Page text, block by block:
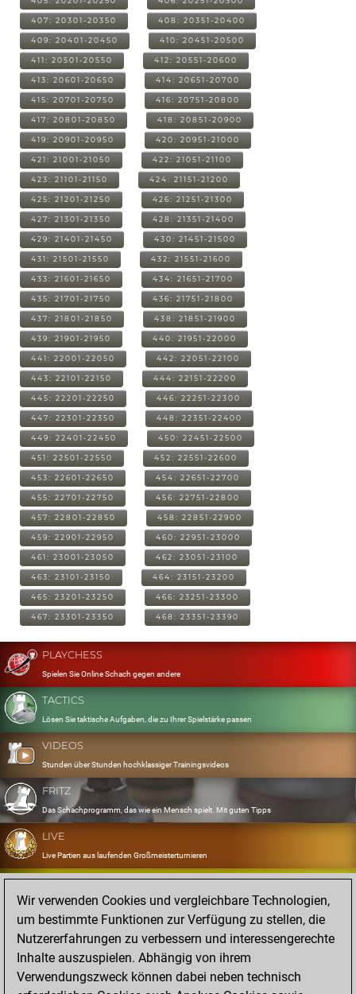
407: 20301-20350 408: 20351-20400
409: 20401-20450 410: 20451-20500
411: 20501-20550 412: 20551-20600
413: 20601-20650 414: 20651-20700
415: 20701-20750 416: 20751-20800
417: 20801-20850 418: 20851-20900
419: 20901-20950 420: 20951-21000
421: 21001-21050 422: 21051-21100
423: 21101-21150 424: 21151-21200
425: 21201-21250 426: 21251-21300
427: 21301-21350 428: 21351-21400
429: 21401-21450 430: 21451-21500
431: 21501-21550 432: 21551-21600
433: 21601-21650 434: 21651-21700
435: 21701-21750 436: 21751-21800
437: 21801-21850 438: 21851-21900
439: 21901-21950 440: 21951-22000
441: 22001-22050 442: 22051-22100
443: 22101-22150 444: 22151-22200
445: 22201-22250 446: 22251-22300
447: 22301-22350 448: 22351-22400
449: 22401-22450 450: 22451-22500
451: 22501-22550 452: 22551-22600
453: 22601-22650 454: 22651-22700
455: 22701-22750 456: 22751-22800
457: 22801-22850 458: 22851-22900
459: 22901-22950 460: 22951-23000
461: 23001-23050 462: 23051-23100
463: 23101-23150 464: 23151-23200
465: 23201-23250 466: 23251-23300
467: 23301-23350 468: 23351-23390
PLAYCHESS
Spielen Sie Online Schach gegen andere
TACTICS
Lösen Sie taktische Aufgaben, die zu Ihrer Spielstärke passen
VIDEOS
Stunden über Stunden hochklassiger Trainingsvideos
FRITZ
Das Schachprogramm, das wie ein Mensch spielt. Mit guten Tipps
LIVE
Live Partien aus laufenden Großmeisterturnieren
OPENINGS
Erfassen und Üben Sie Ihr Eröffnungsrepertoire
DATABASE
Acht Millionen starke Partien
MYGAMES
Speichern und analysieren Sie eigene Partien in der Cloud
Wir verwenden Cookies und vergleichbare Technologien,
um bestimmte Funktionen zur Verfügung zu stellen, die
Nutzererfahrungen zu verbessern und interessengerechte
Inhalte auszuspielen. Abhängig von ihrem
Verwendungszweck können dabei neben technisch